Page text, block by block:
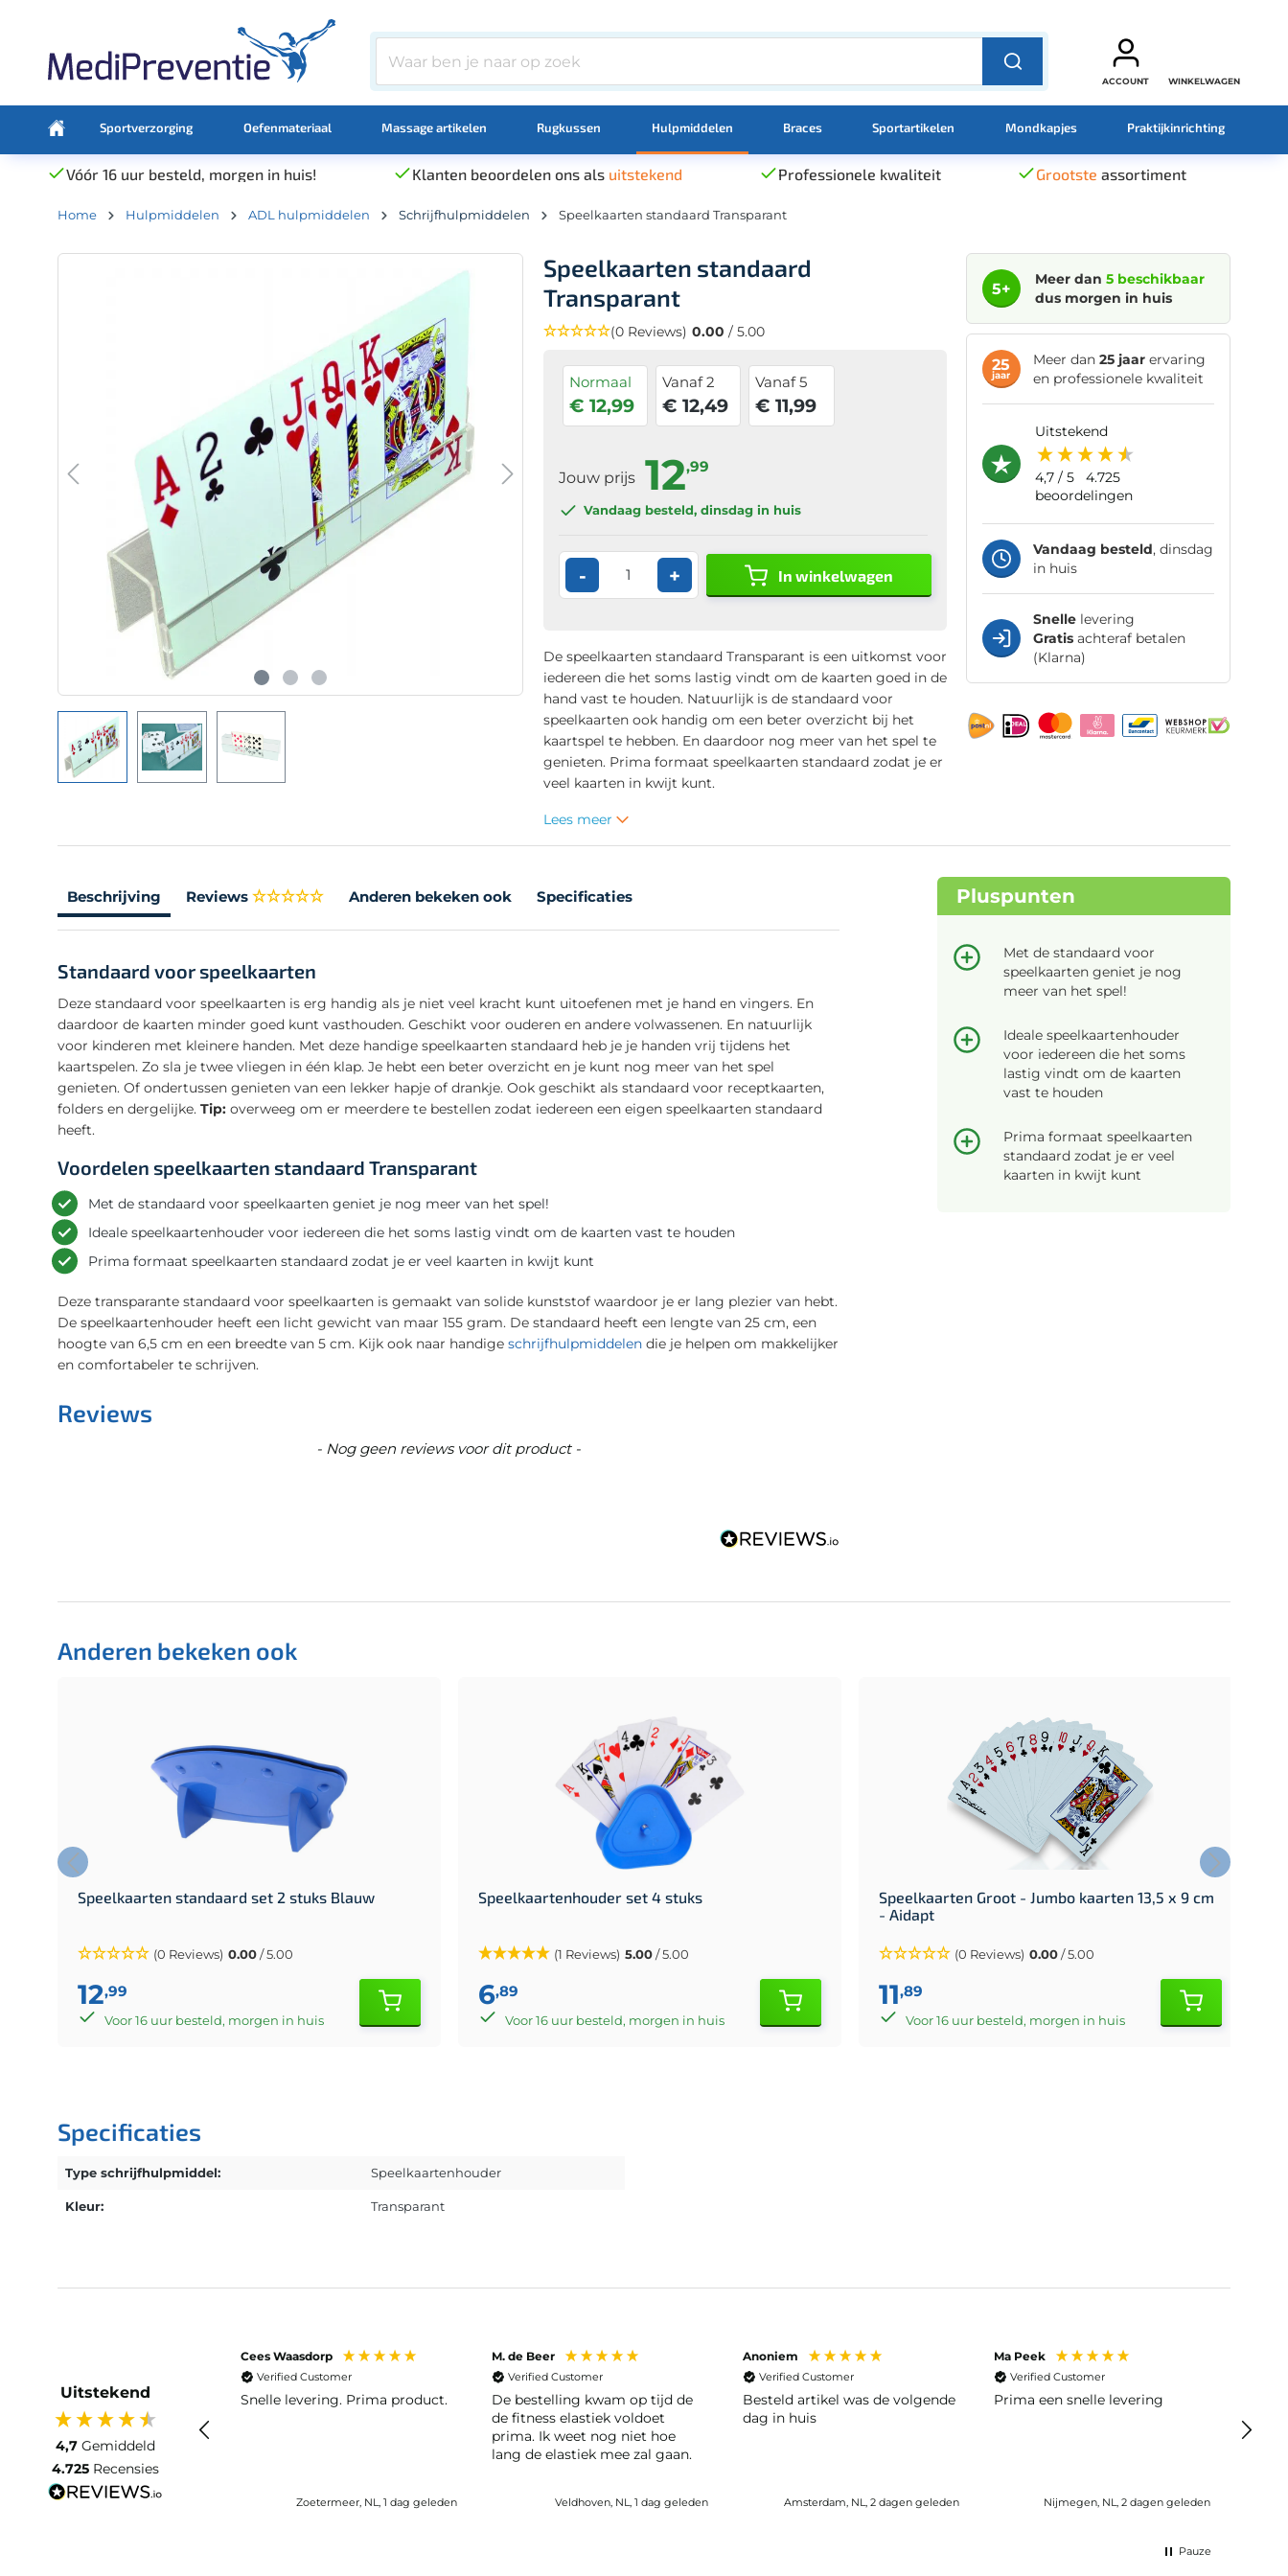
ACCOUNT WINKELWAGEN
Sportverzorging Oefenmateriaal Massage artikelen Rugkussen Hulpmiddelen Braces Sportartikelen Mondkapjes Praktijkinrichting
Vóór 16 uur besteld, morgen in huis! Klanten beoordelen ons als uitstekend Professionele kwaliteit Grootste assortiment
Home Hulpmiddelen ADL hulpmiddelen Schrijfhulpmiddelen Speelkaarten standaard Transparant
Speelkaarten standaard
Transparant
(0 Reviews) 0.00 / 5.00
Normaal
€ 12,99
Vanaf 2
€ 12,49
Vanaf 5
€ 11,99
Jouw prijs 12,99
Vandaag besteld, dinsdag in huis
- + In winkelwagen
De speelkaarten standaard Transparant is een uitkomst voor
iedereen die het soms lastig vindt om de kaarten goed in de
hand vast te houden. Natuurlijk is de standaard voor
speelkaarten ook handig om een beter overzicht bij het
kaartspel te hebben. En daardoor nog meer van het spel te
genieten. Prima formaat speelkaarten standaard zodat je er
veel kaarten in kwijt kunt.
Lees meer
5+
Meer dan 5 beschikbaar
dus morgen in huis
25
jaar
Meer dan 25 jaarervaring
en professionele kwaliteit
uitstekend
4,7/ 5
4.725
beoordelingen
Vandaag besteld, dinsdag
in huis
Snellelevering
Gratisachteraf betalen
(Klarna)
Beschrijving Reviews Anderen bekeken ook Specificaties
Standaard voor speelkaarten
Deze standaard voor speelkaarten is erg handig als je niet veel kracht kunt uitoefenen met je hand en vingers. En
daardoor de kaarten minder goed kunt vasthouden. Geschikt voor ouderen en andere volwassenen. En natuurlijk
voor kinderen met kleinere handen. Met deze handige speelkaarten standaard heb je je handen vrij tijdens het
kaartspelen. Zo sla je twee vliegen in één klap. Je hebt een beter overzicht en je kunt nog meer van het spel
genieten. Of ondertussen genieten van een lekker hapje of drankje. Ook geschikt als standaard voor receptkaarten,
folders en dergelijke. Tip: overweeg om er meerdere te bestellen zodat iedereen een eigen speelkaarten standaard
heeft.
Voordelen speelkaarten standaard Transparant
Met de standaard voor speelkaarten geniet je nog meer van het spel!
Ideale speelkaartenhouder voor iedereen die het soms lastig vindt om de kaarten vast te houden
Prima formaat speelkaarten standaard zodat je er veel kaarten in kwijt kunt
Deze transparante standaard voor speelkaarten is gemaakt van solide kunststof waardoor je er lang plezier van hebt.
De speelkaartenhouder heeft een licht gewicht van maar 155 gram. De standaard heeft een lengte van 25 cm, een
hoogte van 6,5 cm en een breedte van 5 cm. Kijk ook naar handige schrijfhulpmiddelen die je helpen om makkelijker
en comfortabeler te schrijven.
Reviews
- Nog geen reviews voor dit product -
Pluspunten
Met de standaard voor
speelkaarten geniet je nog
meer van het spel!
Ideale speelkaartenhouder
voor iedereen die het soms
lastig vindt om de kaarten
vast te houden
Prima formaat speelkaarten
standaard zodat je er veel
kaarten in kwijt kunt
Anderen bekeken ook
Speelkaarten standaard set 2 stuks Blauw
(0 Reviews) 0.00/ 5.00
12,99
Voor 16 uur besteld, morgen in huis
Speelkaartenhouder set 4 stuks
(1 Reviews) 5.00/ 5.00
6,89
Voor 16 uur besteld, morgen in huis
Speelkaarten Groot - Jumbo kaarten 13,5 x 9 cm
- Aidapt
(0 Reviews) 0.00/ 5.00
11,89
Voor 16 uur besteld, morgen in huis
Specificaties
Type schrijfhulpmiddel: Speelkaartenhouder
Kleur: Transparant
Uitstekend
4,7 Gemiddeld
4.725 Recensies
Cees Waasdorp
Verified Customer
Snelle levering. Prima product.
Zoetermeer, NL, 1 dag geleden
M. de Beer
Verified Customer
De bestelling kwam op tijd de
de fitness elastiek voldoet
prima. Ik weet nog niet hoe
lang de elastiek mee zal gaan.
Veldhoven, NL, 1 dag geleden
Anoniem
Verified Customer
Besteld artikel was de volgende
dag in huis
Amsterdam, NL, 2 dagen geleden
Ma Peek
Verified Customer
Prima een snelle levering
Nijmegen, NL, 2 dagen geleden
Pauze